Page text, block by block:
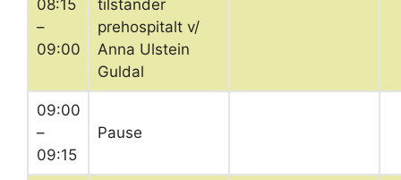
08:15
–
09:00
tilstander
prehospitalt v/
Anna Ulstein
Guldal
09:00
–
09:15
Pause